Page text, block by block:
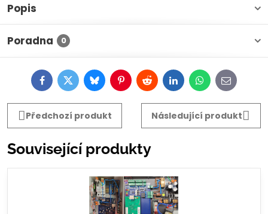
Popis
Poradna 0
FacebookTwitterBlueskyPinterestRedditLinkedInWhatsApp
E-
mail
Předchozí produkt
Následující produkt
Související produkty